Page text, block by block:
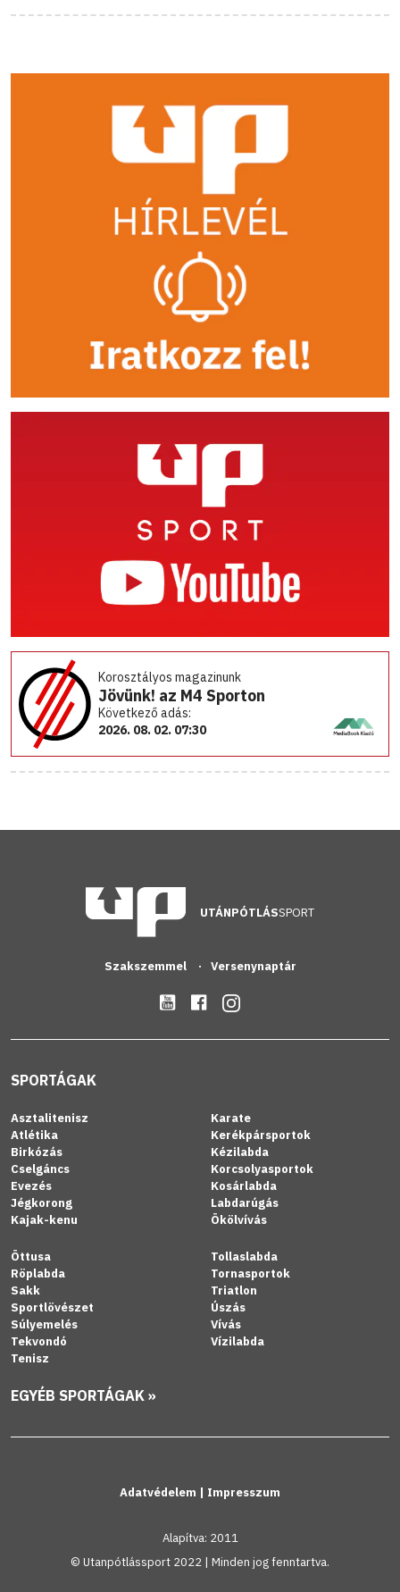
Korosztályos magazinunk
Jövünk! az M4 Sporton
Következő adás:
2026. 08. 02. 07:30
UTÁNPÓTLÁSSPORT
Szakszemmel Versenynaptár
SPORTÁGAK
Asztalitenisz
Atlétika
Birkózás
Cselgáncs
Evezés
Jégkorong
Kajak-kenu
Karate
Kerékpársportok
Kézilabda
Korcsolyasportok
Kosárlabda
Labdarúgás
Ökölvívás
Öttusa
Röplabda
Sakk
Sportlövészet
Súlyemelés
Tekvondó
Tenisz
Tollaslabda
Tornasportok
Triatlon
Úszás
Vívás
Vízilabda
EGYÉB SPORTÁGAK »
Adatvédelem | Impresszum
Alapítva: 2011
© Utanpótlássport 2022 | Minden jog fenntartva.